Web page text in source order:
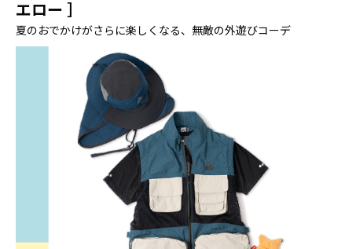
エロー ］
夏のおでかけがさらに楽しくなる、無敵の外遊びコーデ